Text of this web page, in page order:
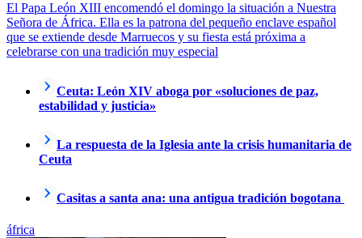
El Papa León XIII encomendó el domingo la situación a Nuestra
Señora de África. Ella es la patrona del pequeño enclave español
que se extiende desde Marruecos y su fiesta está próxima a
celebrarse con una tradición muy especial
Ceuta: León XIV aboga por «soluciones de paz,
estabilidad y justicia»
La respuesta de la Iglesia ante la crisis humanitaria de
Ceuta
Casitas a santa ana: una antigua tradición bogotana
áfrica